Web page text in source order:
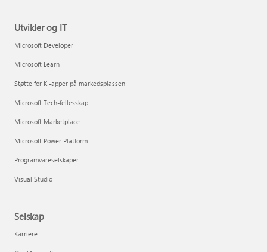
Utvikler og IT
Microsoft Developer
Microsoft Learn
Støtte for KI-apper på markedsplassen
Microsoft Tech-fellesskap
Microsoft Marketplace
Microsoft Power Platform
Programvareselskaper
Visual Studio
Selskap
Karriere